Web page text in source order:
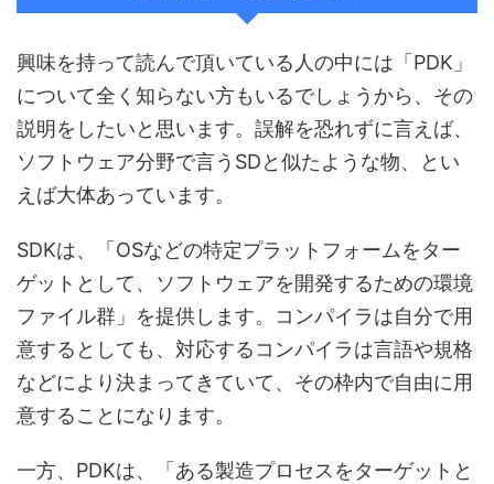
興味を持って読んで頂いている人の中には「PDK」
について全く知らない方もいるでしょうから、その
説明をしたいと思います。誤解を恐れずに言えば、
ソフトウェア分野で言うSDと似たような物、とい
えば大体あっています。
SDKは、「OSなどの特定プラットフォームをター
ゲットとして、ソフトウェアを開発するための環境
ファイル群」を提供します。コンパイラは自分で用
意するとしても、対応するコンパイラは言語や規格
などにより決まってきていて、その枠内で自由に用
意することになります。
一方、PDKは、「ある製造プロセスをターゲットと